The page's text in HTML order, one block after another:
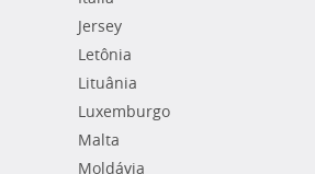
Jersey
Letônia
Lituânia
Luxemburgo
Malta
Moldávia